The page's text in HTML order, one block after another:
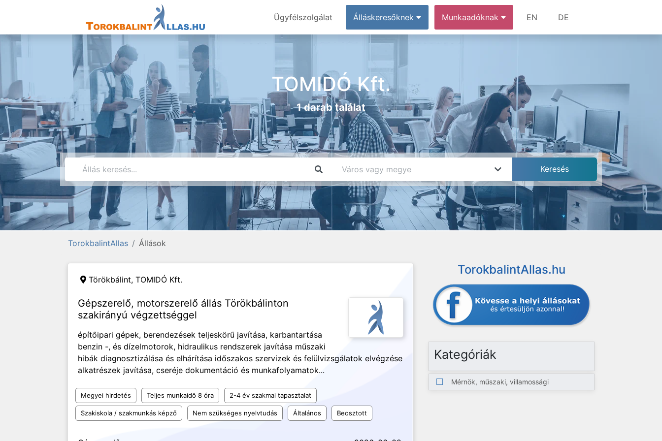
Ügyfélszolgálat Álláskeresőknek Munkaadóknak EN DE
TOMIDÓ Kft.
1 darab találat
TorokbalintAllas Állások
Törökbálint, TOMIDÓ Kft.
Gépszerelő, motorszerelő állás Törökbálinton
szakirányú végzettséggel
építőipari gépek, berendezések teljeskörű javítása, karbantartása
benzin -, és dízelmotorok, hidraulikus rendszerek javítása műszaki
hibák diagnosztizálása és elhárítása időszakos szervizek és felülvizsgálatok elvégzése
alkatrészek javítása, cseréje dokumentáció és munkafolyamatok...
Megyei hirdetés Teljes munkaidő 8 óra 2-4 év szakmai tapasztalat
Szakiskola / szakmunkás képző Nem szükséges nyelvtudás Általános Beosztott
TorokbalintAllas.hu
Kategóriák
Mérnök, műszaki, villamossági